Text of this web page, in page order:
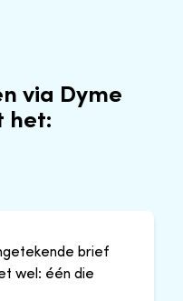
via Dyme
het:
brief
wel: één die